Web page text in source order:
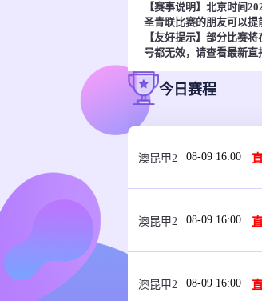
【赛事说明】北京时间
圣青联比赛的朋友可以提
【友好提示】部分比赛
号都无效，请查看最新直
今日赛程
澳昆甲2 08-09 16:00
澳昆甲2 08-09 16:00
澳昆甲2 08-09 16:00